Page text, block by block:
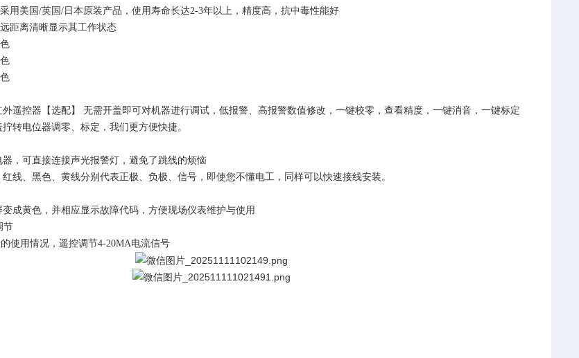
用美国/英国/日本原装产品 ，使用寿命长达2-3年以上 ，精度高，抗中毒性能好
距离清晰显示其工作状态
遥控器【选配】
无需开盖即可对机器进行调试，低报警、高报警数值修改，一键校零，查看精度，一键消音，一键标定
转电位器调零、标定，我们更方便快捷。
，可直接连接声光报警灯，避免了跳线的烦恼
线、黑色、黄线分别代表正极、负极、信号，即使您不懂电工，同样可以快速接线安装。
成黄色，并相应显示故障代码，方便现场仪表维护与使用
节
使用情况，遥控调节4-20MA电流信号